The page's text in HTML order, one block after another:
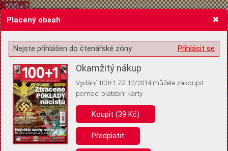
Žádost o souhlas s ukládáním volitelných informací
Pro základní fungování webu nepotřebujeme ukládat žádné informace
(tzv. cookies apod.). Rádi bychom vás ale požádali o souhlas s
uložením volitelných informací:
Placený obsah
Přihlásit se
Nejste přihlášen do čtenářské zóny
Okamžitý nákup
Vydání 100+1 ZZ 12/2014 můžete zakoupit
pomocí platební karty
Koupit (39 Kč)
Předplatit